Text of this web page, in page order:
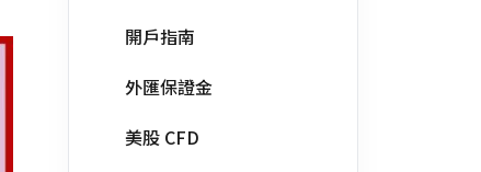
開戶指南
外匯保證金
美股 CFD